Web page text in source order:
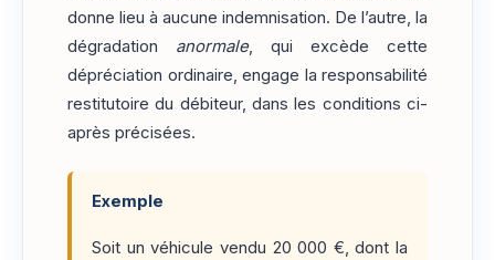
donne lieu à aucune indemnisation. De l’autre, la
dégradation anormale, qui excède cette
dépréciation ordinaire, engage la responsabilité
restitutoire du débiteur, dans les conditions ci-
après précisées.
Exemple
Soit un véhicule vendu 20 000 €, dont la